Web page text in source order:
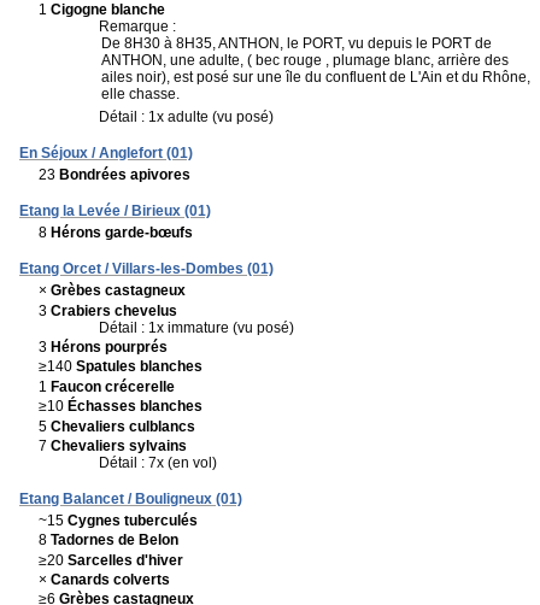
1 Cigogne blanche
Remarque :
De 8H30 à 8H35, ANTHON, le PORT, vu depuis le PORT de
ANTHON, une adulte, ( bec rouge , plumage blanc, arrière des
ailes noir), est posé sur une île du confluent de L'Ain et du Rhône,
elle chasse.
Détail : 1x adulte (vu posé)
En Séjoux / Anglefort (01)
23 Bondrées apivores
Etang la Levée / Birieux (01)
8 Hérons garde-bœufs
Etang Orcet / Villars-les-Dombes (01)
× Grèbes castagneux
3 Crabiers chevelus
Détail : 1x immature (vu posé)
3 Hérons pourprés
≥140 Spatules blanches
1 Faucon crécerelle
≥10 Échasses blanches
5 Chevaliers culblancs
7 Chevaliers sylvains
Détail : 7x (en vol)
Etang Balancet / Bouligneux (01)
~15 Cygnes tuberculés
8 Tadornes de Belon
≥20 Sarcelles d'hiver
× Canards colverts
≥6 Grèbes castagneux